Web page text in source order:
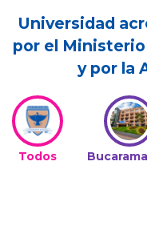
Universidad
por el
y por la
Todos